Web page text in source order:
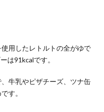
用したレトルトの全がゆで
は91kcalです。
牛乳やピザチーズ、ツナ缶
す。